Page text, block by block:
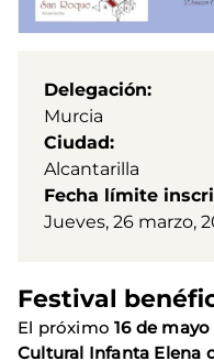
Delegación
Murcia
Ciudad
Alcantarilla
Fecha límite
Jueves, 26 marzo,
Festival
El próximo 16 de mayo
Cultural Infanta Elena